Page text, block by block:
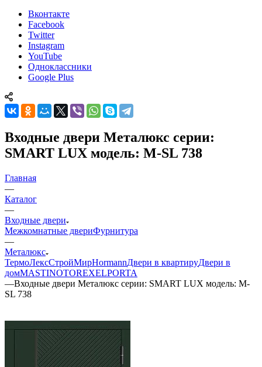
Вконтакте
Facebook
Twitter
Instagram
YouTube
Одноклассники
Google Plus
Входные двери Металюкс серии:
SMART LUX модель: М-SL 738
Главная
—
Каталог
—
Входные двери
Межкомнатные двериФурнитура
—
Металюкс
ТермоЛексСтройМирHormannДвери в квартируДвери в
домMASTINOTOREXELPORTA
—Входные двери Металюкс серии: SMART LUX модель: М-
SL 738